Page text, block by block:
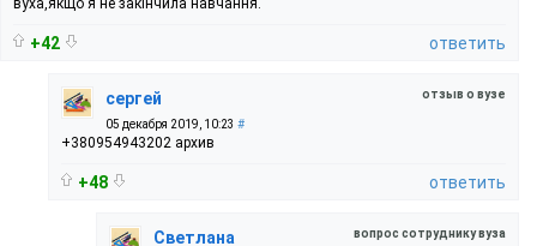
+42 ответить
отзыв о вузе
сергей
05 декабря 2019, 10:23 #
+380954943202 архив
+48 ответить
вопрос сотруднику вуза
Светлана